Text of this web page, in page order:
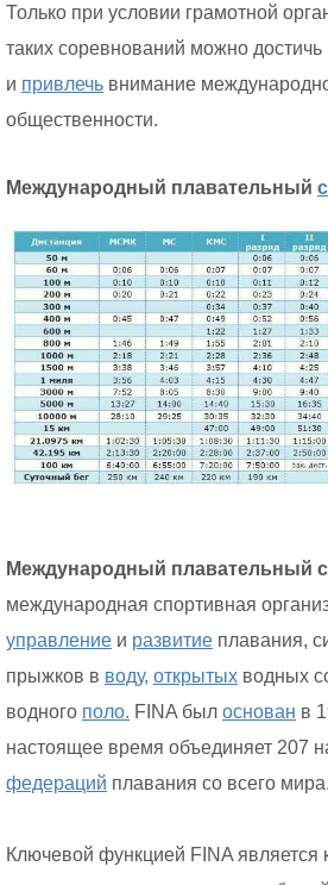
Только при условии грамотной
таких соревнований можно достичь
и привлечь внимание
общественности.
Международный плавательный
Международный плавательный
международная спортивная
управление и развитие плавания,
прыжков в воду, открытых водных
водного поло. FINA был основан в
настоящее время объединяет 207
федераций плавания со всего мира.
Ключевой функцией FINA является